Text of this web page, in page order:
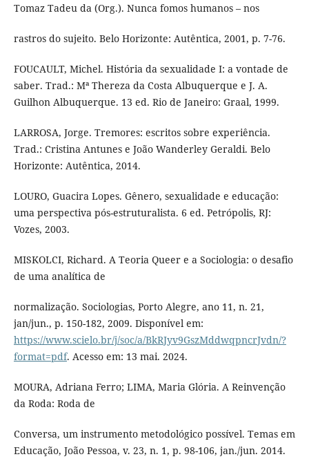
Tomaz Tadeu da (Org.). Nunca fomos humanos – nos
rastros do sujeito. Belo Horizonte: Autêntica, 2001, p. 7-76.
FOUCAULT, Michel. História da sexualidade I: a vontade de
saber. Trad.: Mª Thereza da Costa Albuquerque e J. A.
Guilhon Albuquerque. 13 ed. Rio de Janeiro: Graal, 1999.
LARROSA, Jorge. Tremores: escritos sobre experiência.
Trad.: Cristina Antunes e João Wanderley Geraldi. Belo
Horizonte: Autêntica, 2014.
LOURO, Guacira Lopes. Gênero, sexualidade e educação:
uma perspectiva pós-estruturalista. 6 ed. Petrópolis, RJ:
Vozes, 2003.
MISKOLCI, Richard. A Teoria Queer e a Sociologia: o desafio
de uma analítica de
normalização. Sociologias, Porto Alegre, ano 11, n. 21,
jan/jun., p. 150-182, 2009. Disponível em:
https://www.scielo.br/j/soc/a/BkRJyv9GszMddwqpncrJvdn/?
format=pdf. Acesso em: 13 mai. 2024.
MOURA, Adriana Ferro; LIMA, Maria Glória. A Reinvenção
da Roda: Roda de
Conversa, um instrumento metodológico possível. Temas em
Educação, João Pessoa, v. 23, n. 1, p. 98-106, jan./jun. 2014.